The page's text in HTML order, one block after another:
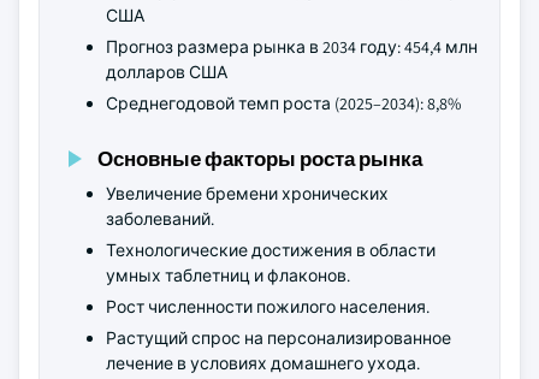
США
Прогноз размера рынка в 2034 году: 454,4 млн
долларов США
Среднегодовой темп роста (2025–2034): 8,8%
Основные факторы роста рынка
Увеличение бремени хронических
заболеваний.
Технологические достижения в области
умных таблетниц и флаконов.
Рост численности пожилого населения.
Растущий спрос на персонализированное
лечение в условиях домашнего ухода.